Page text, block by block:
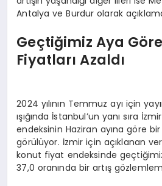
Antalya ve Burdur olarak
Geçtiğimiz Aya
Fiyatları Azaldı
2024 yılının Temmuz ayı için
ışığında İstanbul’un yanı sıra
endeksinin Haziran ayına göre
görülüyor. İzmir için açıklanan
konut fiyat endeksinde
37,0 oranında bir artış